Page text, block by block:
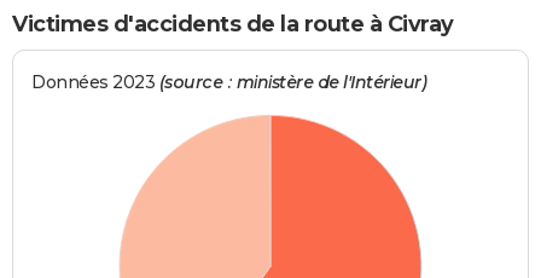
Victimes d'accidents de la route à Civray
Données 2023 (source : ministère de l'Intérieur)